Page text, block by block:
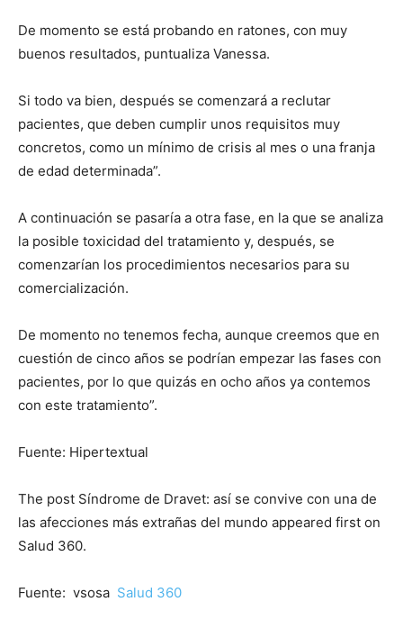
De momento se está probando en ratones, con muy
buenos resultados, puntualiza Vanessa.
Si todo va bien, después se comenzará a reclutar
pacientes, que deben cumplir unos requisitos muy
concretos, como un mínimo de crisis al mes o una franja
de edad determinada”.
A continuación se pasaría a otra fase, en la que se analiza
la posible toxicidad del tratamiento y, después, se
comenzarían los procedimientos necesarios para su
comercialización.
De momento no tenemos fecha, aunque creemos que en
cuestión de cinco años se podrían empezar las fases con
pacientes, por lo que quizás en ocho años ya contemos
con este tratamiento”.
Fuente: Hipertextual
The post Síndrome de Dravet: así se convive con una de
las afecciones más extrañas del mundo appeared first on
Salud 360.
Fuente: vsosa Salud 360